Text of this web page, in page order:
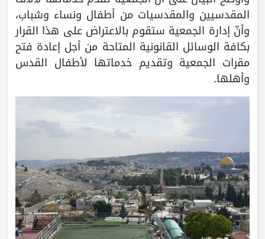
المقدسيين والمقدسيات من أطفال ونساء وشباب،
وأنّ إدارة الجمعية ستقوم بالاعتراض على هذا القرار
بكافة الوسائل القانونية المتاحة من أجل إعادة فتح
مقرات الجمعية وتقديم خدماتها لأطفال القدس
وأهلها.